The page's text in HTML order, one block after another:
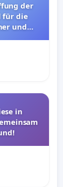
für die
und
in